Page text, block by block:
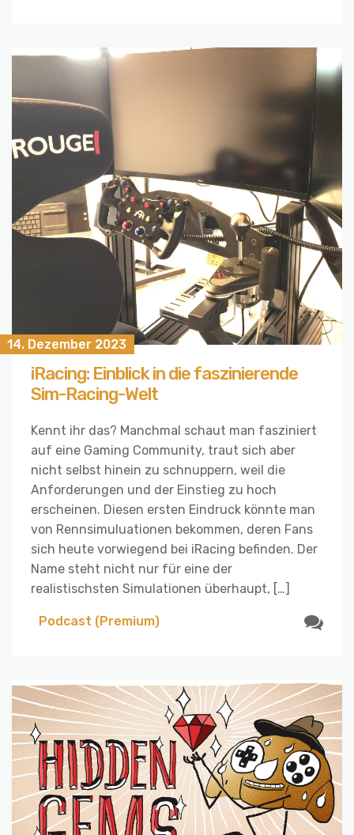
14. Dezember 2023
iRacing: Einblick in die faszinierende
Sim-Racing-Welt
Kennt ihr das? Manchmal schaut man fasziniert
auf eine Gaming Community, traut sich aber
nicht selbst hinein zu schnuppern, weil die
Anforderungen und der Einstieg zu hoch
erscheinen. Diesen ersten Eindruck könnte man
von Rennsimuluationen bekommen, deren Fans
sich heute vorwiegend bei iRacing befinden. Der
Name steht nicht nur für eine der
realistischsten Simulationen überhaupt, […]
Podcast (Premium)